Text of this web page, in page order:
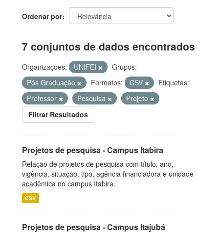
Ordenar por
7 conjuntos de dados encontrados
Organizações: UNIFEI
Grupos:
Pós Graduação
Formatos: CSV
Etiquetas:
Professor
Pesquisa
Projeto
Filtrar Resultados
Projetos de pesquisa - Campus Itabira
Relação de projetos de pesquisa com título, ano,
vigência, situação, tipo, agência financiadora e unidade
acadêmica no campus Itabira.
CSV
Projetos de pesquisa - Campus Itajubá